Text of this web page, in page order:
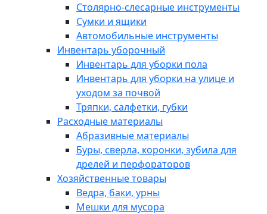
Столярно-слесарные инструменты
Сумки и ящики
Автомобильные инструменты
Инвентарь уборочный
Инвентарь для уборки пола
Инвентарь для уборки на улице и
уходом за почвой
Тряпки, салфетки, губки
Расходные материалы
Абразивные материалы
Буры, сверла, коронки, зубила для
дрелей и перфораторов
Хозяйственные товары
Ведра, баки, урны
Мешки для мусора